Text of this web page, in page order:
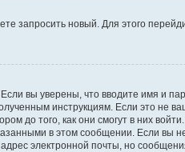
запросить новый. Для этого
вы уверены, что вводите имя и
инструкциям. Если это не
до того, как они смогут в них
в этом сообщении. Если
электронной почты, но